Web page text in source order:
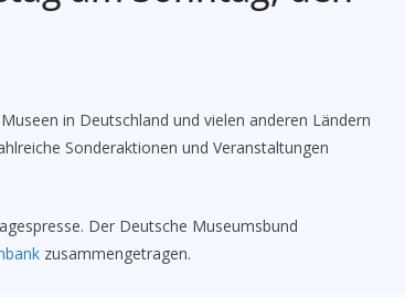
in Deutschland und vielen anderen Ländern
Sonderaktionen und Veranstaltungen
Der Deutsche Museumsbund
zusammengetragen.